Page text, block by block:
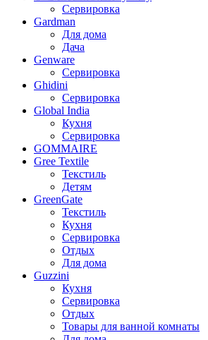
Сервировка
Gardman
Для дома
Дача
Genware
Сервировка
Ghidini
Сервировка
Global India
Кухня
Сервировка
GOMMAIRE
Gree Textile
Текстиль
Детям
GreenGate
Текстиль
Кухня
Сервировка
Отдых
Для дома
Guzzini
Кухня
Сервировка
Отдых
Товары для ванной комнаты